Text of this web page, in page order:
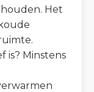
Het
is? Minstens